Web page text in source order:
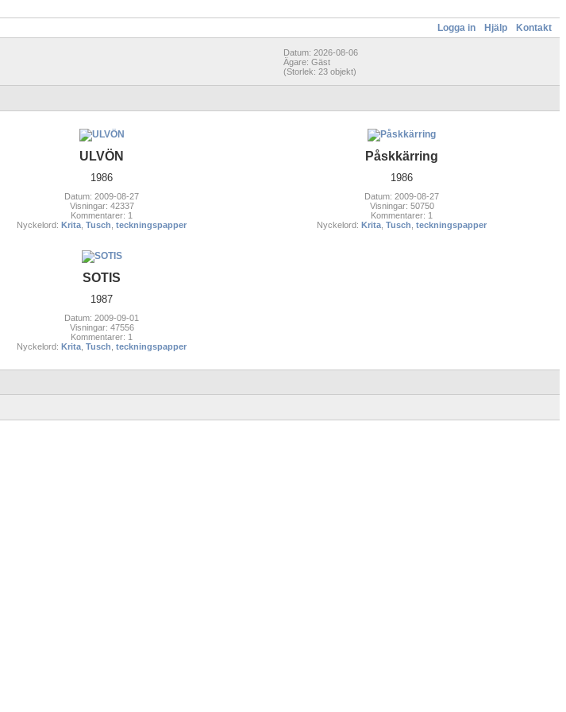
Logga in Hjälp Kontakt
Datum: 2026-08-06
Ägare: Gäst
(Storlek: 23 objekt)
ULVÖN
1986
Datum: 2009-08-27
Visningar: 42337
Kommentarer: 1
Nyckelord:Krita ,Tusch ,teckningspapper
Påskkärring
1986
Datum: 2009-08-27
Visningar: 50750
Kommentarer: 1
Nyckelord:Krita ,Tusch ,teckningspapper
SOTIS
1987
Datum: 2009-09-01
Visningar: 47556
Kommentarer: 1
Nyckelord:Krita ,Tusch ,teckningspapper